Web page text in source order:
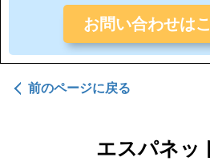
お問い合わせは
前のページに戻る
エスパネッ